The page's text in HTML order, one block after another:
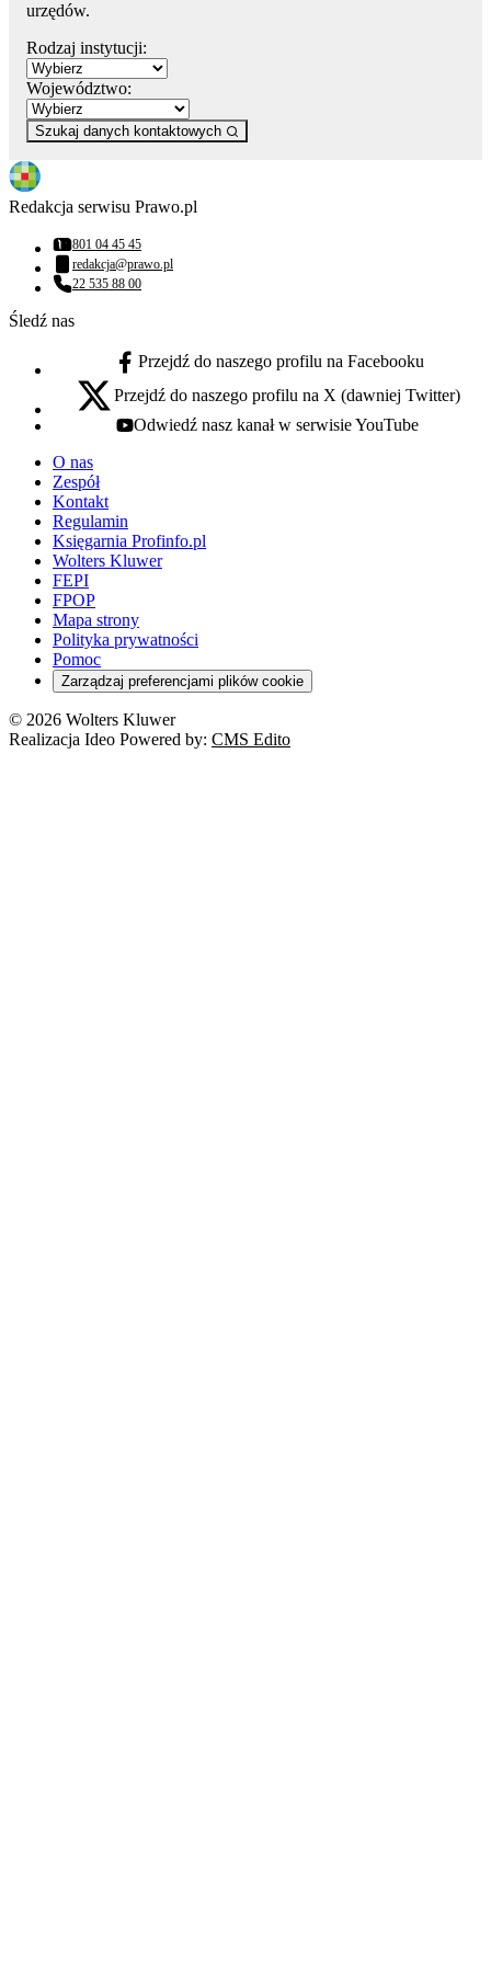
urzędów.
Rodzaj instytucji:
Województwo:
Szukaj danych kontaktowych
Redakcja serwisu Prawo.pl
Numer telefonu:
801 04 45 45
Adres email:
redakcja@prawo.pl
Numer telefonu:
22 535 88 00
Śledź nas
facebook - otwiera się w nowej karcie
Przejdź do naszego profilu na Facebooku
x - otwiera się w nowej karcie
Przejdź do naszego profilu na X (dawniej Twitter)
youtube - otwiera się w nowej karcie
Odwiedź nasz kanał w serwisie YouTube
O nas
Zespół
Kontakt
Regulamin
Księgarnia Profinfo.pl
Wolters Kluwer
FEPI
FPOP
Mapa strony
Polityka prywatności
Pomoc
Zarządzaj preferencjami plików cookie
© 2026 Wolters Kluwer
Realizacja Ideo Powered by: CMS Edito